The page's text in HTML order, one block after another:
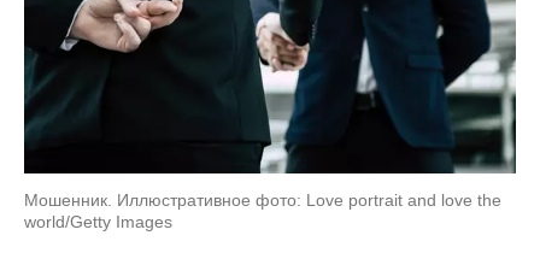
Мошенник. Иллюстративное фото: Love portrait and love the
world/Getty Images